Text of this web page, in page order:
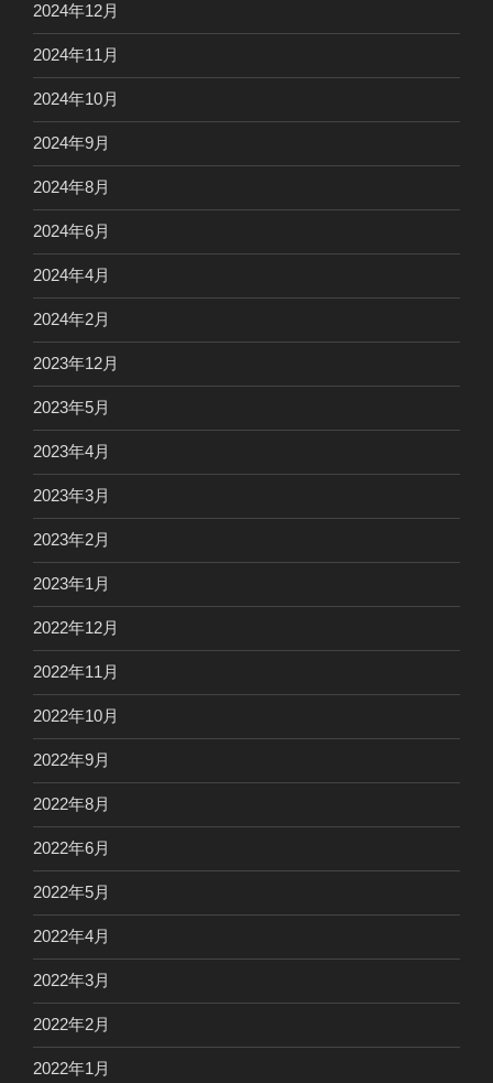
2024年12月
2024年11月
2024年10月
2024年9月
2024年8月
2024年6月
2024年4月
2024年2月
2023年12月
2023年5月
2023年4月
2023年3月
2023年2月
2023年1月
2022年12月
2022年11月
2022年10月
2022年9月
2022年8月
2022年6月
2022年5月
2022年4月
2022年3月
2022年2月
2022年1月